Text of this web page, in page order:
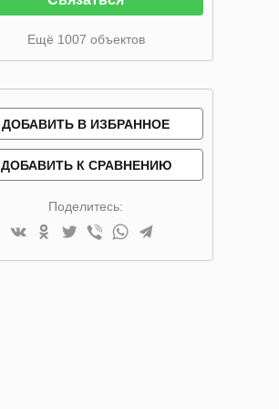
Ещё 1007 объектов
ДОБАВИТЬ В ИЗБРАННОЕ
ДОБАВИТЬ К СРАВНЕНИЮ
Поделитесь: